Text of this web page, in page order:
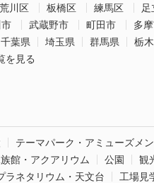
荒川区 板橋区 練馬区 足
武蔵野市 町田市
多
千葉県 埼玉県 群馬県 栃
を見る
テーマパーク・アミューズメ
館・アクアリウム 公園
観
ラネタリウム・天文台 工場見